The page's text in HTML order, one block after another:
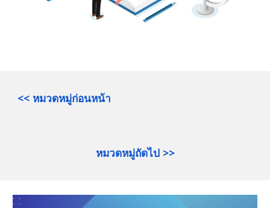
<< หมวดหมู่ก่อนหน้า
หมวดหมู่ถัดไป >>